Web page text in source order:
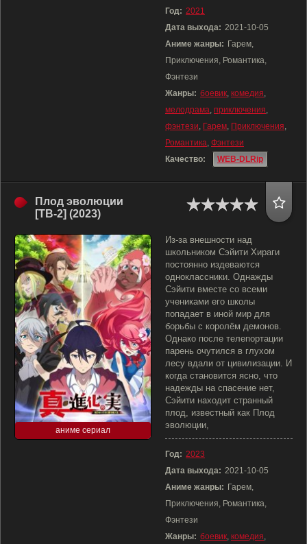
Год: 2021
Дата выхода: 2021-10-05
Аниме жанры: Гарем,
Приключения, Романтика,
Фэнтези
Жанры: боевик, комедия,
мелодрама, приключения,
фэнтези, Гарем, Приключения,
Романтика, Фэнтези
Качество:
WEB-DLRip
Плод эволюции
[ТВ-2] (2023)
аниме сериал
Из-за внешности над
школьником Сэйити Хираги
постоянно издеваются
одноклассники. Однажды
Сэйити вместе со всеми
учениками его школы
попадает в иной мир для
борьбы с королём демонов.
Однако после телепортации
парень очутился в глухом
лесу вдали от цивилизации. И
когда становится ясно, что
надежды на спасение нет,
Сэйити находит странный
плод, известный как Плод
эволюции,
Год: 2023
Дата выхода: 2021-10-05
Аниме жанры: Гарем,
Приключения, Романтика,
Фэнтези
Жанры: боевик, комедия,